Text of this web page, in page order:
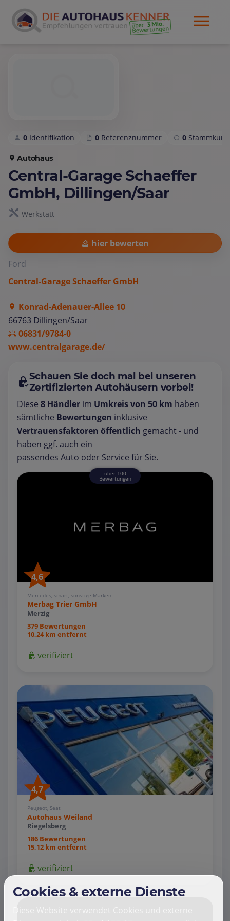
0 Identifikation 0 Referenznummer 0
Autohaus
Central-Garage Schaeffer
GmbH, Dillingen/Saar
Werkstatt
hier bewerten
Ford
Central-Garage Schaeffer GmbH
Konrad-Adenauer-Allee 10
66763 Dillingen/Saar
06831/9784-0
www.centralgarage.de/
Schauen Sie doch mal bei unseren
Zertifizierten Autohäusern vorbei!
Diese 8 Händler im Umkreis von 50 km haben
sämtliche Bewertungen inklusive
Vertrauensfaktoren öffentlich gemacht - und
haben ggf. auch ein
passendes Auto oder Service für Sie.
über 100
Bewertungen
4,6
Mercedes, smart, sonstige Marken
Merbag Trier GmbH
Merzig
379 Bewertungen
10,24 km entfernt
verifiziert
4,7
Peugeot, Seat
Autohaus Weiland
Riegelsberg
186 Bewertungen
15,12 km entfernt
verifiziert
Cookies & externe Dienste